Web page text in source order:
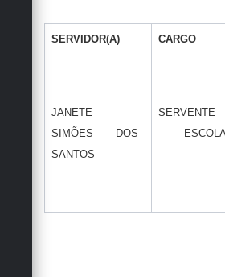
SERVIDOR(A) CARGO
JANETE
SIMÕES DOS
SANTOS
SERVENTE